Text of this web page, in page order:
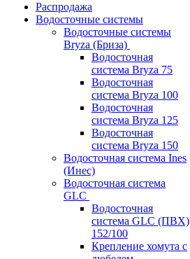
Распродажа
Водосточные системы
Водосточные системы
Bryza (Бриза)
Водосточная
система Bryza 75
Водосточная
система Bryza 100
Водосточная
система Bryza 125
Водосточная
система Bryza 150
Водосточная система Ines
(Инес)
Водосточная система
GLC
Водосточная
система GLC (ПВХ)
152/100
Крепление хомута с